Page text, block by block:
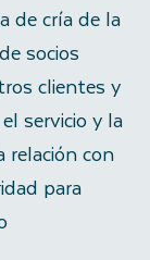
de cría de la
socios
clientes y
servicio y la
relación con
para